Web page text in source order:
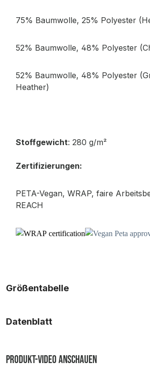
75% Baumwolle, 25% Polyester
52% Baumwolle, 48% Polyester
52% Baumwolle, 48% Polyester
Heather)
Stoffgewicht: 280 g/m²
Zertifizierungen:
PETA-Vegan, WRAP, faire
REACH
Größentabelle
Datenblatt
Produkt-Video anschauen